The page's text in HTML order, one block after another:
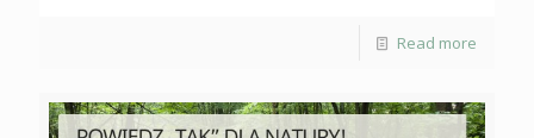
Read more